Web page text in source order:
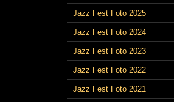
Jazz Fest Foto 2025
Jazz Fest Foto 2024
Jazz Fest Foto 2023
Jazz Fest Foto 2022
Jazz Fest Foto 2021